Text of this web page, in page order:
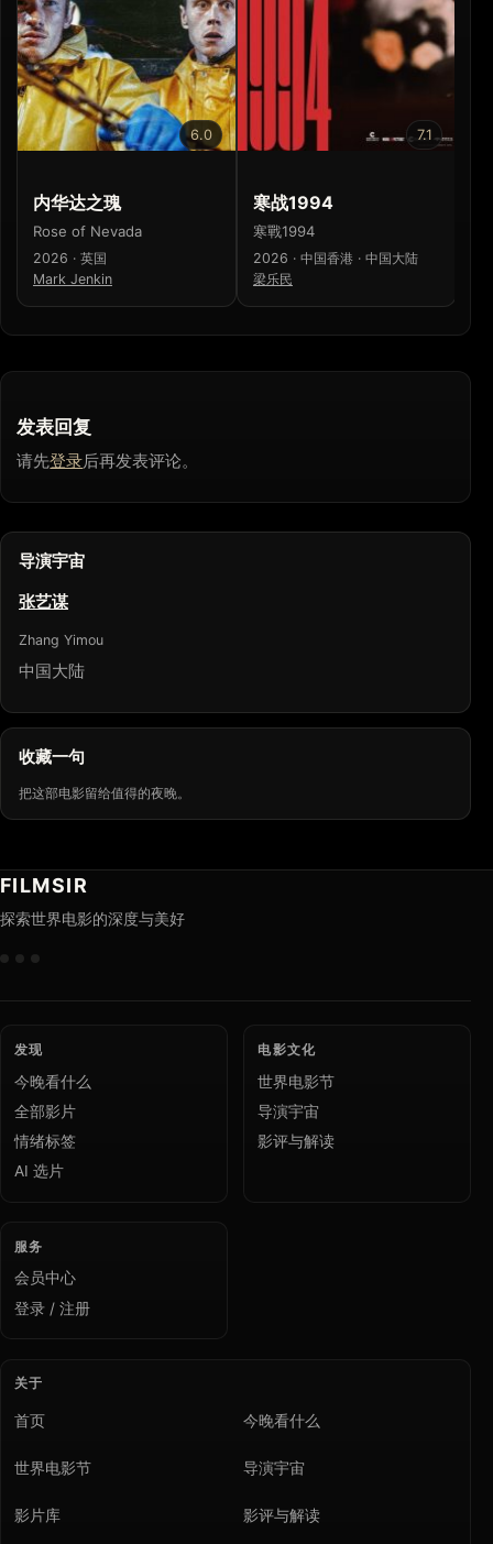
6.0
内华达之瑰
Rose of Nevada
2026 · 英国
Mark Jenkin
7.1
寒战1994
寒戰1994
2026 · 中国香港 · 中国大陆
梁乐民
发表回复
请先登录后再发表评论。
导演宇宙
张艺谋
Zhang Yimou
中国大陆
收藏一句
把这部电影留给值得的夜晚。
FILMSIR
探索世界电影的深度与美好
发现
今晚看什么
全部影片
情绪标签
AI 选片
电影文化
世界电影节
导演宇宙
影评与解读
服务
会员中心
登录 / 注册
关于
首页 今晚看什么
世界电影节 导演宇宙
影片库 影评与解读